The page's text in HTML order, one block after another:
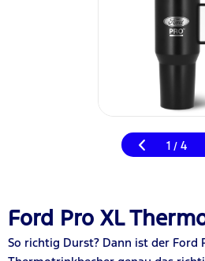
1 / 4
Ford Pro XL
So richtig Durst? Dann ist der Ford